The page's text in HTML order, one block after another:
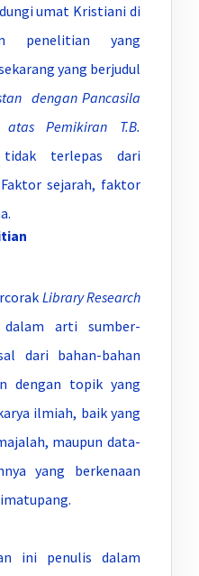
umat Kristiani di
penelitian yang
yang berjudul
dengan Pancasila
Pemikiran T.B.
terlepas dari
sejarah, faktor
Library Research
dalam arti sumber-
dari bahan-bahan
dengan topik yang
ilmiah, baik yang
maupun data-
yang berkenaan
ini penulis dalam